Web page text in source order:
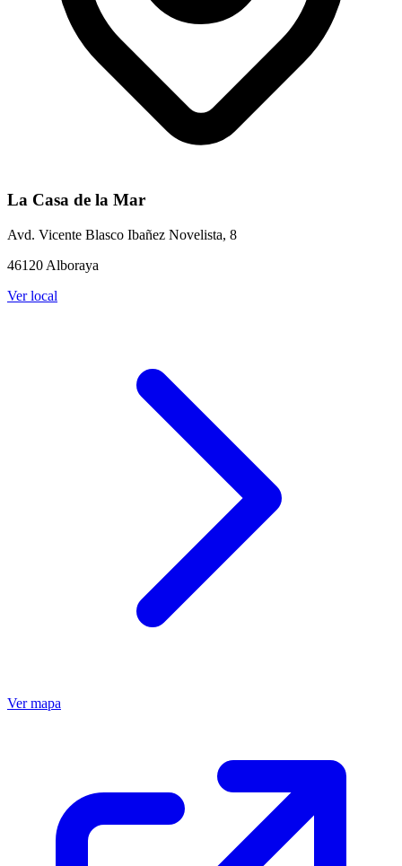
La Casa de la Mar
Avd. Vicente Blasco Ibañez Novelista, 8
46120 Alboraya
Ver local
Ver mapa